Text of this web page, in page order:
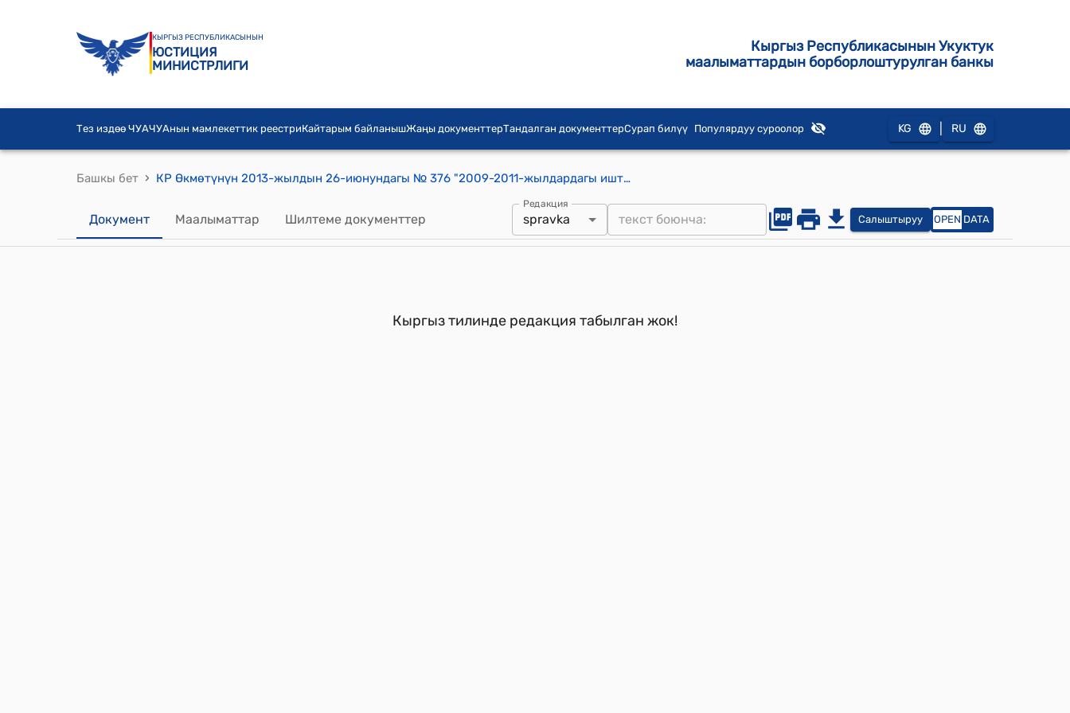
КЫРГЫЗ РЕСПУБЛИКАСЫНЫН
ЮСТИЦИЯ
МИНИСТРЛИГИ
Кыргыз Республикасынын Укуктук
маалыматтардын борборлоштурулган банкы
Тез издөө ЧУАЧУАнын мамлекеттик реестриКайтарым байланышЖаңы документтерТандалган документтерСурап билүү Популярдуу суроолор KG RU
Башкы бет › КР Өкмөтүнүн 2013-жылдын 26-июнундагы № 376 "2009-2011-жылдардагы иштин жыйынтыгы боюнча мамлекеттик кайра аттестациялоодон өткөн жана мамлекеттик фондго топтоо үчүн сорттук үрөн өндүрүүгө катышкан Кыргыз Республикасынын үрөнчүлүк чарбаларынын, мамлекеттик сорт сыноо станцияларынын жана мамлекеттик сорт сыноо участкаларынын тизмесин бекитүү жөнүндө" токтому
Документ Маалыматтар Шилтеме документтер
Редакция
spravka Салыштыруу OPEN DATA
Кыргыз тилинде редакция табылган жок!